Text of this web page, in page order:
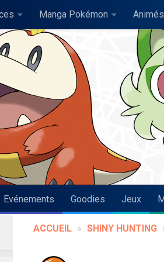
Manga Pokémon
Evénements Goodies Jeux
ACCUEIL » SHINY HUNTING